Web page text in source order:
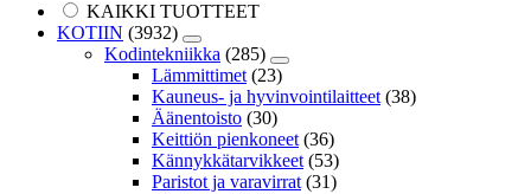
KAIKKI TUOTTEET
KOTIIN (3932)
Kodintekniikka (285)
Lämmittimet (23)
Kauneus- ja hyvinvointilaitteet (38)
Äänentoisto (30)
Keittiön pienkoneet (36)
Kännykkätarvikkeet (53)
Paristot ja varavirrat (31)